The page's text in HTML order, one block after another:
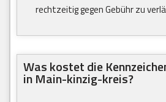
rechtzeitig gegen Gebühr zu
Was kostet die
in Main-kinzig-kreis?